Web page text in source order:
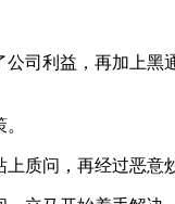
司利益，再加上
质问，再经过恶意